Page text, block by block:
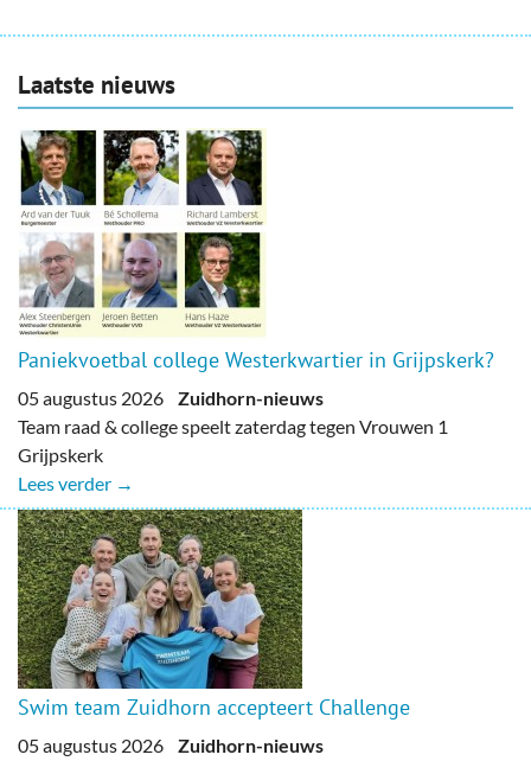
Laatste nieuws
Paniekvoetbal college Westerkwartier in Grijpskerk?
05 augustus 2026 Zuidhorn-nieuws
Team raad & college speelt zaterdag tegen Vrouwen 1
Grijpskerk
Lees verder →
Swim team Zuidhorn accepteert Challenge
05 augustus 2026 Zuidhorn-nieuws